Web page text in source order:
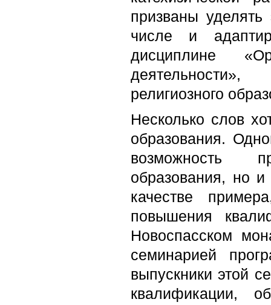
призваны
числе и
дисциплине
религиозного
Несколько слов
образования.
возможность
образования, но
качестве
повышения
Новоспасском
семинарией
выпускники этой
квалификации,